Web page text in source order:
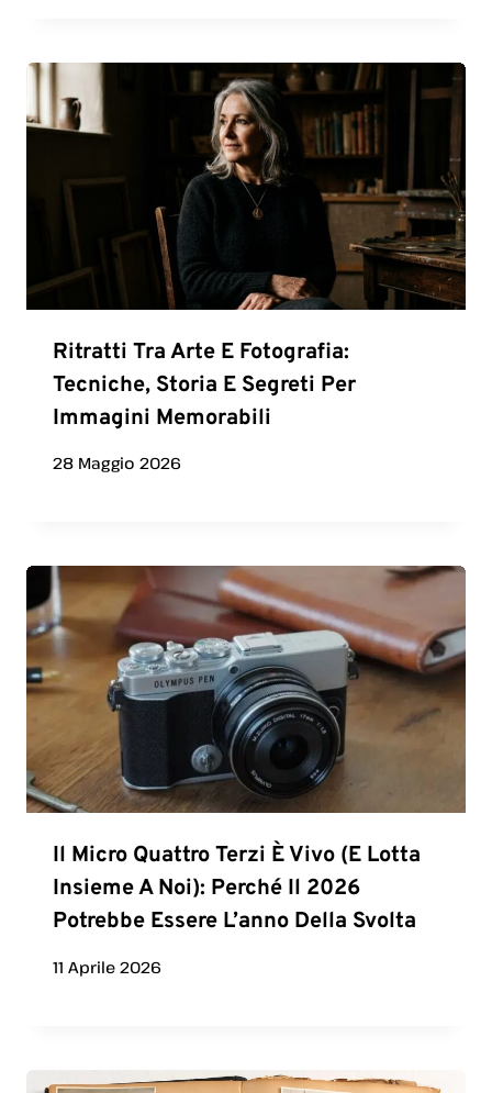
Ritratti Tra Arte E Fotografia:
Tecniche, Storia E Segreti Per
Immagini Memorabili
28 Maggio 2026
Il Micro Quattro Terzi È Vivo (e Lotta
Insieme A Noi): Perché Il 2026
Potrebbe Essere L’anno Della Svolta
11 Aprile 2026